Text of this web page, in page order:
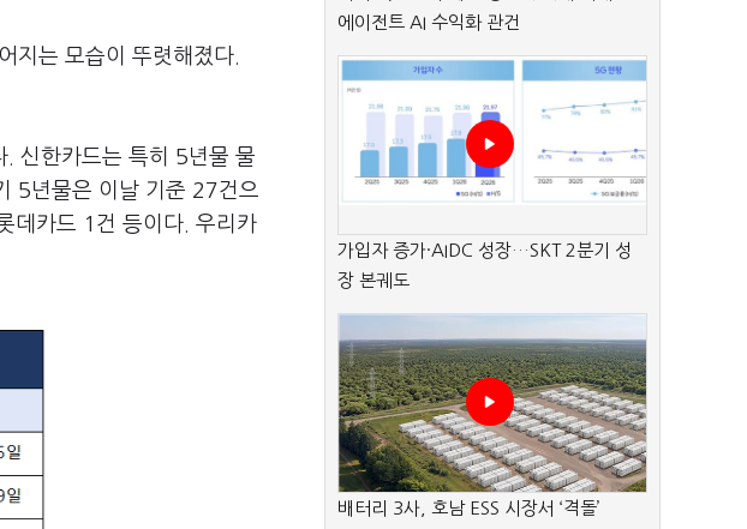
지는 모습이 뚜렷해졌다.
. 신한카드는 특히 5년물 물
5년물은 이날 기준 27건으
데카드 1건 등이다. 우리카
에이전트 AI 수익화 관건
가입자 증가·AIDC 성장…SKT 2분기 성
장 본궤도
배터리 3사, 호남 ESS 시장서 ‘격돌’